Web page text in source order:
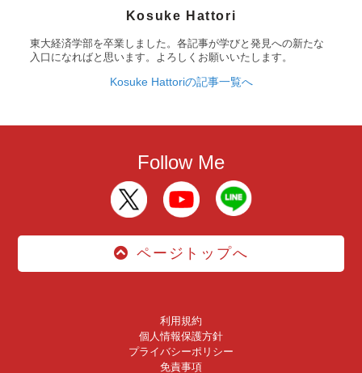
Kosuke Hattori
東大経済学部を卒業しました。各記事が学びと発見への新たな
入口になればと思います。よろしくお願いいたします。
Kosuke Hattoriの記事一覧へ
Follow Me
ページトップへ
利用規約
個人情報保護方針
プライバシーポリシー
免責事項